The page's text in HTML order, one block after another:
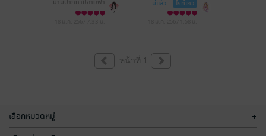
นามปากกาปลายฟ้า มีแล้ว - ไรท์เกว
หน้าที่ 1
เลือกหมวดหมู่ +